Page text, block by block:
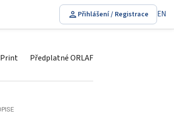
Přihlášení / Registrace EN
Print Předplatné ORLAF